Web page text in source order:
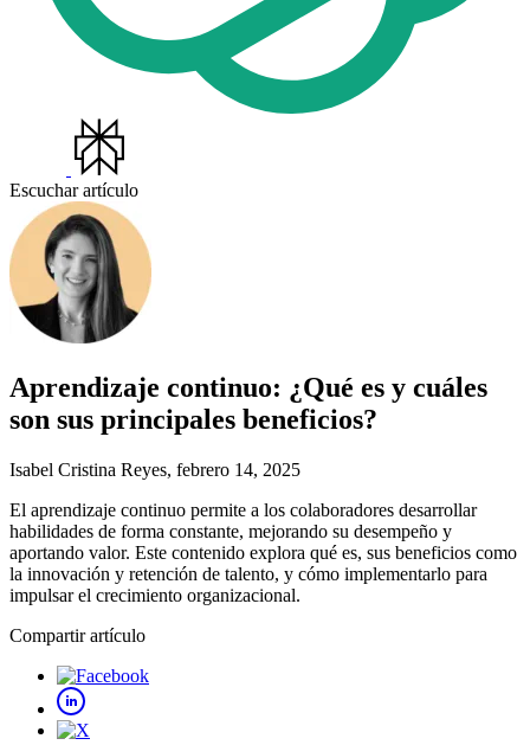
Escuchar artículo
Aprendizaje continuo: ¿Qué es y cuáles
son sus principales beneficios?
Isabel Cristina Reyes, febrero 14, 2025
El aprendizaje continuo permite a los colaboradores desarrollar
habilidades de forma constante, mejorando su desempeño y
aportando valor. Este contenido explora qué es, sus beneficios como
la innovación y retención de talento, y cómo implementarlo para
impulsar el crecimiento organizacional.
Compartir artículo